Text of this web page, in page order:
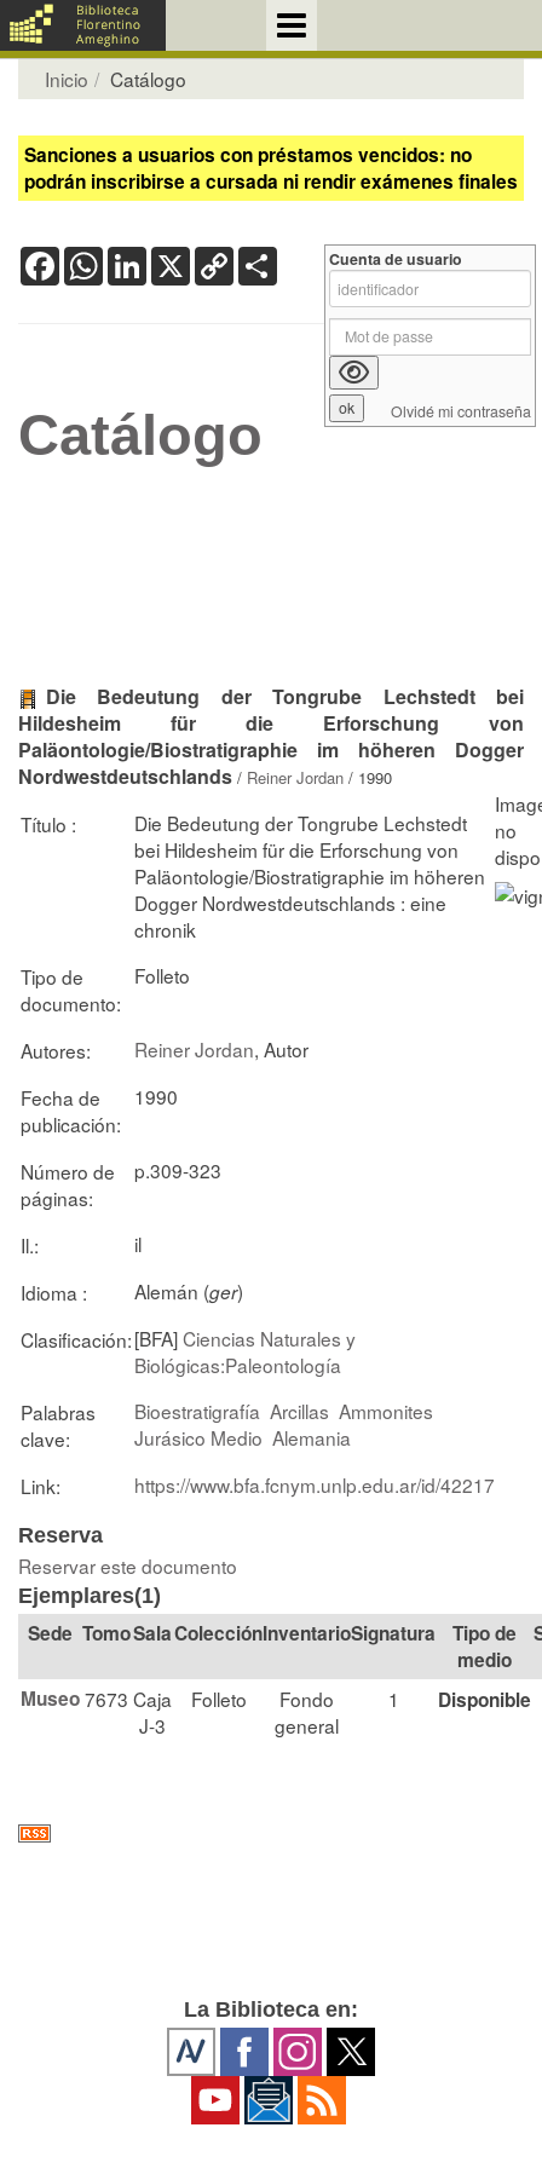
Inicio Catálogo
Sanciones a usuarios con préstamos vencidos: no
podrán inscribirse a cursada ni rendir exámenes finales
FacebookWhatsApp
LinkedIn
X Copy
Link
Catálogo
Die Bedeutung der Tongrube Lechstedt bei
Hildesheim für die Erforschung von
Paläontologie/Biostratigraphie im höheren Dogger
Nordwestdeutschlands / Reiner Jordan / 1990
Título :
Die Bedeutung der Tongrube Lechstedt
bei Hildesheim für die Erforschung von
Paläontologie/Biostratigraphie im höheren
Dogger Nordwestdeutschlands : eine
chronik
Tipo de
documento:
Folleto
Autores: Reiner Jordan, Autor
Fecha de
publicación:
1990
Número de
páginas:
p.309-323
Il.:
il
Idioma :
Alemán (ger)
Clasificación:[BFA]Ciencias Naturales y
Biológicas:Paleontología
Palabras
clave:
Bioestratigrafía Arcillas Ammonites
Jurásico Medio Alemania
Link:
https://www.bfa.fcnym.unlp.edu.ar/id/42217
Reserva
Reservar este documento
Ejemplares(1)
TomoSalaColección Signatura
Tipo de
medio
Museo7673 Caja
J-3
Folleto
Fondo
general
1 Disponible
Cuenta de usuario
Olvidé mi contraseña
La Biblioteca en: